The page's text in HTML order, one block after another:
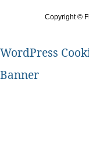
Copyright ©
WordPress
Banner